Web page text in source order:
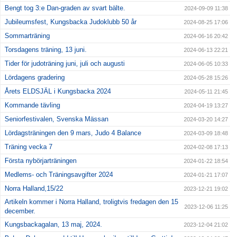
Bengt tog 3:e Dan-graden av svart bälte. 2024-09-09 11:38
Jubileumsfest, Kungsbacka Judoklubb 50 år 2024-08-25 17:06
Sommarträning 2024-06-16 20:42
Torsdagens träning, 13 juni. 2024-06-13 22:21
Tider för judoträning juni, juli och augusti 2024-06-05 10:33
Lördagens gradering 2024-05-28 15:26
Årets ELDSJÄL i Kungsbacka 2024 2024-05-11 21:45
Kommande tävling 2024-04-19 13:27
Seniorfestivalen, Svenska Mässan 2024-03-20 14:27
Lördagsträningen den 9 mars, Judo 4 Balance 2024-03-09 18:48
Träning vecka 7 2024-02-08 17:13
Första nybörjarträningen 2024-01-22 18:54
Medlems- och Träningsavgifter 2024 2024-01-21 17:07
Norra Halland,15/22 2023-12-21 19:02
Artikeln kommer i Norra Halland, troligtvis fredagen den 15
december.
2023-12-06 11:25
Kungsbackagalan, 13 maj, 2024. 2023-12-04 21:02